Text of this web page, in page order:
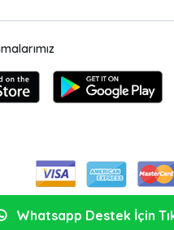
Whatsapp Destek İçin